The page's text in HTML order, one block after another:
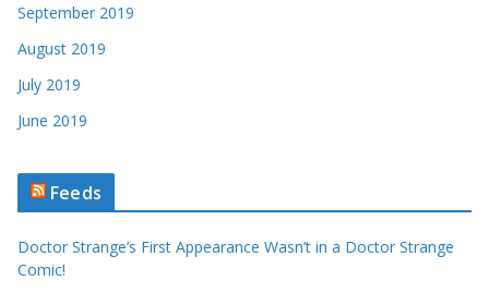
September 2019
August 2019
July 2019
June 2019
Feeds
Doctor Strange’s First Appearance Wasn’t in a Doctor Strange
Comic!